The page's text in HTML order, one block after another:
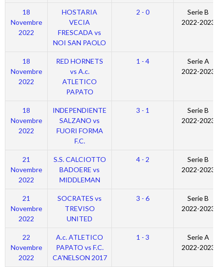
18
Novembre
2022
HOSTARIA
VECIA
FRESCADA vs
NOI SAN PAOLO
2 - 0
Serie B
2022-2023
18
Novembre
2022
RED HORNETS
vs A.c.
ATLETICO
PAPATO
1 - 4
Serie A
2022-2023
18
Novembre
2022
INDEPENDIENTE
SALZANO vs
FUORI FORMA
F.C.
3 - 1
Serie B
2022-2023
21
Novembre
2022
S.S. CALCIOTTO
BADOERE vs
MIDDLEMAN
4 - 2
Serie B
2022-2023
21
Novembre
2022
SOCRATES vs
TREVISO
UNITED
3 - 6
Serie B
2022-2023
22
Novembre
2022
A.c. ATLETICO
PAPATO vs F.C.
CA’NELSON 2017
1 - 3
Serie A
2022-2023